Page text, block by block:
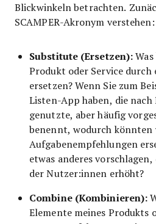
Blickwinkeln betrachten.
SCAMPER-Akronym verstehen:
Substitute (Ersetzen):
Produkt oder Service durch
ersetzen? Wenn Sie zum
Listen-App haben, die
genutzte, aber häufig
benennt, wodurch könnten
Aufgabenempfehlungen
etwas anderes
der Nutzer:innen erhöht?
Combine (Kombinieren):
Elemente meines Produkts